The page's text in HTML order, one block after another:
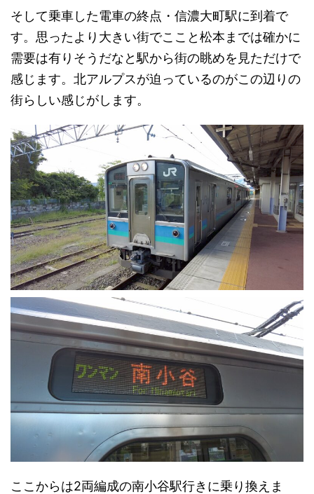
そして乗車した電車の終点・信濃大町駅に到着で
す。思ったより大きい街でここと松本までは確かに
需要は有りそうだなと駅から街の眺めを見ただけで
感じます。北アルプスが迫っているのがこの辺りの
街らしい感じがします。
ここからは2両編成の南小谷駅行きに乗り換えま